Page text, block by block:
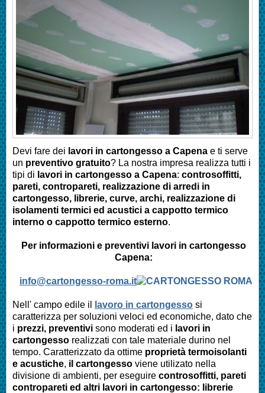
Devi fare dei lavori in cartongesso a Capena e ti serve
un preventivo gratuito? La nostra impresa realizza tutti i
tipi di lavori in cartongesso a Capena: controsoffitti,
pareti, contropareti, realizzazione di arredi in
cartongesso, librerie, curve, archi, realizzazione di
isolamenti termici ed acustici a cappotto termico
interno o cappotto termico esterno.
Per informazioni e preventivi lavori in cartongesso
Capena:
info@cartongesso-roma.it
Nell' campo edile il lavoro in cartongesso si
caratterizza per soluzioni veloci ed economiche, dato che
i prezzi, preventivi sono moderati ed i lavori in
cartongesso realizzati con tale materiale durino nel
tempo. Caratterizzato da ottime proprietà termoisolanti
e acustiche, il cartongesso viene utilizato nella
divisione di ambienti, per eseguire controsoffitti, pareti
contropareti ed altri lavori in cartongesso: librerie